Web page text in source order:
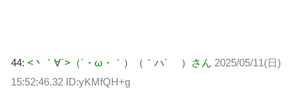
44: <丶｀∀´>（´・ω・｀）（｀ハ´ ）さん 2025/05/11(日)
15:52:46.32 ID:yKMfQH+g